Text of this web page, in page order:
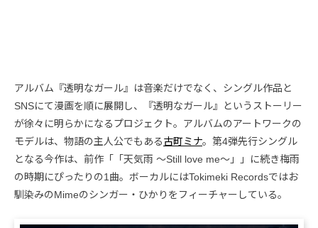
アルバム『透明なガール』は音楽だけでなく、シングル作品と
SNSにて漫画を順に展開し、『透明なガール』というストーリー
が徐々に明らかになるプロジェクト。アルバムのアートワークの
モデルは、物語の主人公でもある古町ミナ。第4弾先行シングル
となる今作は、前作「「天気雨 〜Still love me〜」」に続き梅雨
の時期にぴったりの1曲。ボーカルにはTokimeki Recordsではお
馴染みのMimeのシンガー・ひかりをフィーチャーしている。